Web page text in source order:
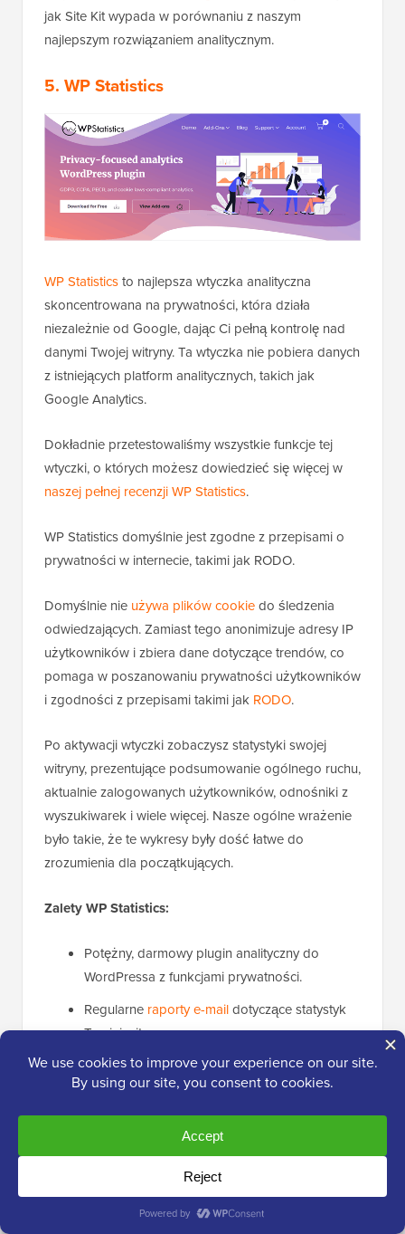
jak Site Kit wypada w porównaniu z naszym
najlepszym rozwiązaniem analitycznym.
5. WP Statistics
WP Statisticsto najlepsza wtyczka analityczna
skoncentrowana na prywatności, która działa
niezależnie od Google, dając Ci pełną kontrolę nad
danymi Twojej witryny. Ta wtyczka nie pobiera danych
z istniejących platform analitycznych, takich jak
Google Analytics.
Dokładnie przetestowaliśmy wszystkie funkcje tej
wtyczki, o których możesz dowiedzieć się więcej w
naszej pełnej recenzji WP Statistics.
WP Statistics domyślnie jest zgodne z przepisami o
prywatności w internecie, takimi jak RODO.
Domyślnie nie używa plików cookiedo śledzenia
odwiedzających. Zamiast tego anonimizuje adresy IP
użytkowników i zbiera dane dotyczące trendów, co
pomaga w poszanowaniu prywatności użytkowników
i zgodności z przepisami takimi jak RODO.
Po aktywacji wtyczki zobaczysz statystyki swojej
witryny, prezentujące podsumowanie ogólnego ruchu,
aktualnie zalogowanych użytkowników, odnośniki z
wyszukiwarek i wiele więcej. Nasze ogólne wrażenie
było takie, że te wykresy były dość łatwe do
zrozumienia dla początkujących.
Zalety WP Statistics:
Potężny, darmowy plugin analityczny do
WordPressa z funkcjami prywatności.
Regularne raporty e-maildotyczące statystyk
Twojej witryny.
Automatyczne codzienne czyszczenie danych
w celu optymalizacji bazy danych.
Ponieważ wszystkie dane analityczne są
przechowywane na własnym serwerze witryny,